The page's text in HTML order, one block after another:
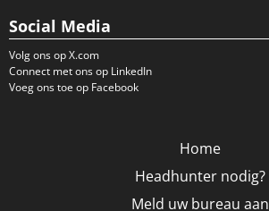
Social Media
Volg ons op X.com
Connect met ons op LinkedIn
Voeg ons toe op Facebook
Home
Headhunter nodig?
Meld uw bureau aan